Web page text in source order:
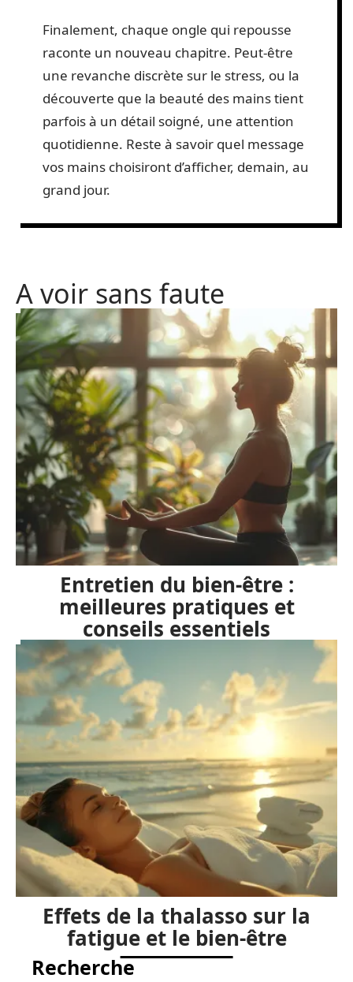
Finalement, chaque ongle qui repousse
raconte un nouveau chapitre. Peut-être
une revanche discrète sur le stress, ou la
découverte que la beauté des mains tient
parfois à un détail soigné, une attention
quotidienne. Reste à savoir quel message
vos mains choisiront d’afficher, demain, au
grand jour.
A voir sans faute
Entretien du bien-être :
meilleures pratiques et
conseils essentiels
Effets de la thalasso sur la
fatigue et le bien-être
Recherche